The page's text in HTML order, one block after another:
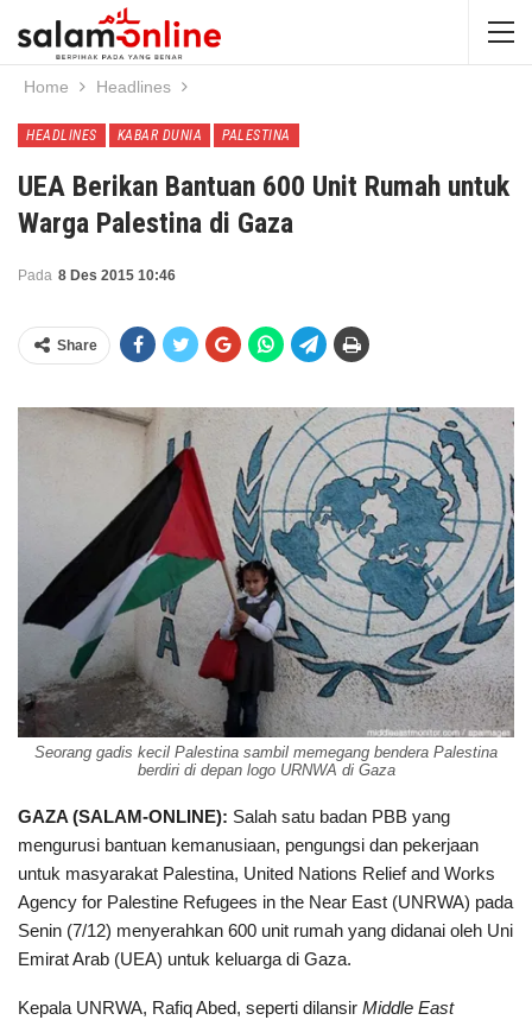
Home Headlines
HEADLINES KABAR DUNIA PALESTINA
UEA Berikan Bantuan 600 Unit Rumah untuk
Warga Palestina di Gaza
Pada 8 Des 2015 10:46
Share
Seorang gadis kecil Palestina sambil memegang bendera Palestina
berdiri di depan logo URNWA di Gaza
GAZA (SALAM-ONLINE): Salah satu badan PBB yang
mengurusi bantuan kemanusiaan, pengungsi dan pekerjaan
untuk masyarakat Palestina, United Nations Relief and Works
Agency for Palestine Refugees in the Near East (UNRWA) pada
Senin (7/12) menyerahkan 600 unit rumah yang didanai oleh Uni
Emirat Arab (UEA) untuk keluarga di Gaza.
Kepala UNRWA, Rafiq Abed, seperti dilansir Middle East